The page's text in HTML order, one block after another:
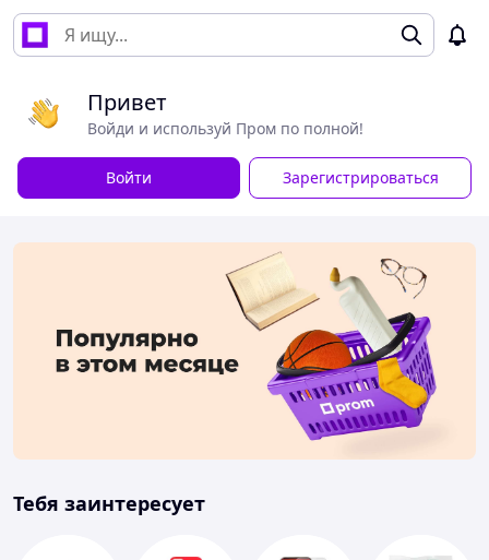
Привет
Войди и используй Пром по полной!
Войти Зарегистрироваться
Тебя заинтересует